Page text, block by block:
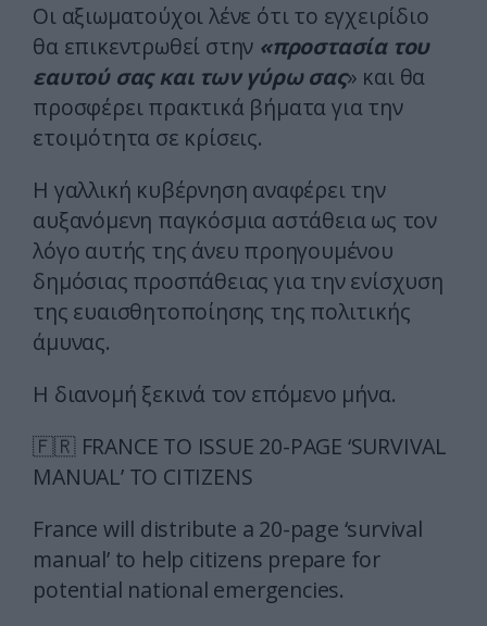
Οι αξιωματούχοι λένε ότι το εγχειρίδιο
θα επικεντρωθεί στην «προστασία του
εαυτού σας και των γύρω σας» και θα
προσφέρει πρακτικά βήματα για την
ετοιμότητα σε κρίσεις.
Η γαλλική κυβέρνηση αναφέρει την
αυξανόμενη παγκόσμια αστάθεια ως τον
λόγο αυτής της άνευ προηγουμένου
δημόσιας προσπάθειας για την ενίσχυση
της ευαισθητοποίησης της πολιτικής
άμυνας.
Η διανομή ξεκινά τον επόμενο μήνα.
🇫🇷 FRANCE TO ISSUE 20-PAGE ‘SURVIVAL
MANUAL’ TO CITIZENS
France will distribute a 20-page ‘survival
manual’ to help citizens prepare for
potential national emergencies.